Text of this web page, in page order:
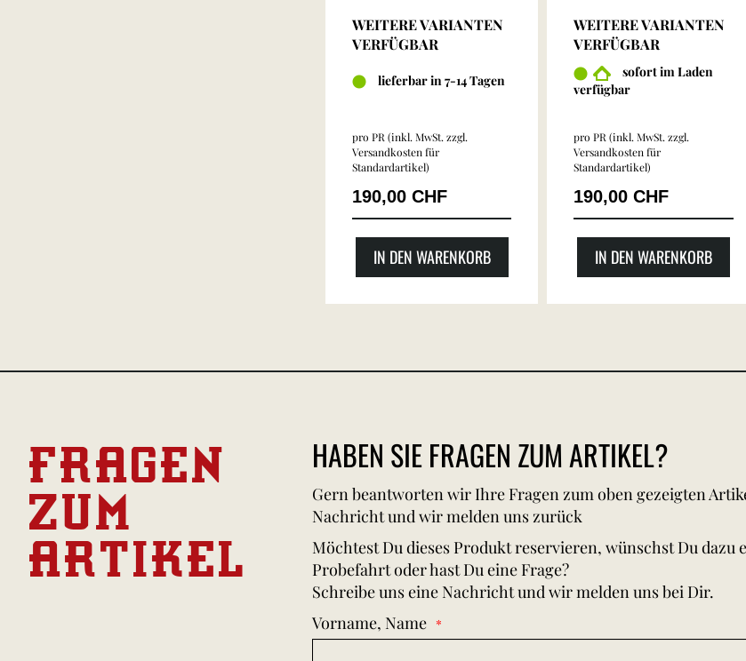
WEITERE VARIANTEN
VERFÜGBAR
lieferbar in 7-14 Tagen
pro PR (inkl. MwSt. zzgl.
Versandkosten für
Standardartikel)
190,00 CHF
IN DEN WARENKORB
WEITERE VARIANTEN
VERFÜGBAR
sofort im Laden
verfügbar
pro PR (inkl. MwSt. zzgl.
Versandkosten für
Standardartikel)
190,00 CHF
IN DEN WARENKORB
FRAGEN
ZUM
ARTIKEL
HABEN SIE FRAGEN ZUM ARTIKEL?
Gern beantworten wir Ihre Fragen zum oben gezeigten
Nachricht und wir melden uns zurück
Möchtest Du dieses Produkt reservieren, wünschst Du dazu
Probefahrt oder hast Du eine Frage?
Schreibe uns eine Nachricht und wir melden uns bei Dir.
Vorname, Name